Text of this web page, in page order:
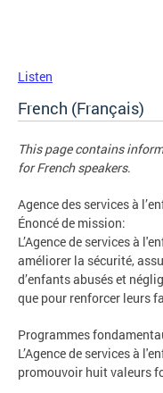
Listen
French (Français)
This page contains
for French speakers.
Agence des services à
Énoncé de mission:
L’Agence de services à
améliorer la sécurité,
d’enfants abusés et
que pour renforcer leurs
Programmes
L’Agence de services à
promouvoir huit valeurs